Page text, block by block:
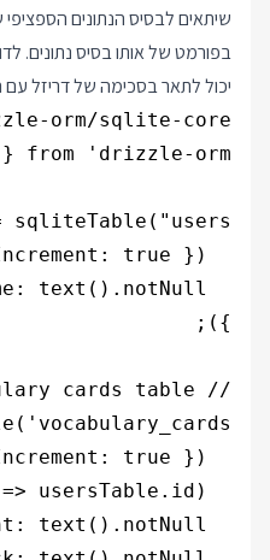
שיתאים לבסיס הנתונים
בפורמט של אותו בסיס נתונים.
יכול לתאר בסכימה של דריזל